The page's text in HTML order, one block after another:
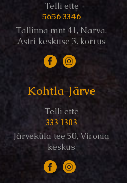
Telli ette
5656 3346
Tallinna mnt 41, Narva.
Astri keskuse 3. korrus
Kohtla-Järve
Telli ette
333 1303
Järveküla tee 50, Vironia
keskus